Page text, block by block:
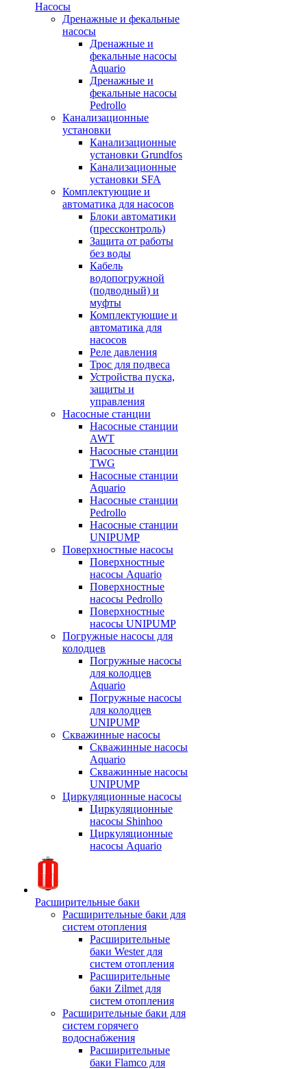
Насосы
Дренажные и фекальные
насосы
Дренажные и
фекальные насосы
Aquario
Дренажные и
фекальные насосы
Pedrollo
Канализационные
установки
Канализационные
установки Grundfos
Канализационные
установки SFA
Комплектующие и
автоматика для насосов
Блоки автоматики
(прессконтроль)
Защита от работы
без воды
Кабель
водопогружной
(подводный) и
муфты
Комплектующие и
автоматика для
насосов
Реле давления
Трос для подвеса
Устройства пуска,
защиты и
управления
Насосные станции
Насосные станции
AWT
Насосные станции
TWG
Насосные станции
Aquario
Насосные станции
Pedrollo
Насосные станции
UNIPUMP
Поверхностные насосы
Поверхностные
насосы Aquario
Поверхностные
насосы Pedrollo
Поверхностные
насосы UNIPUMP
Погружные насосы для
колодцев
Погружные насосы
для колодцев
Aquario
Погружные насосы
для колодцев
UNIPUMP
Скважинные насосы
Скважинные насосы
Aquario
Скважинные насосы
UNIPUMP
Циркуляционные насосы
Циркуляционные
насосы Shinhoo
Циркуляционные
насосы Aquario
Расширительные баки
Расширительные баки для
систем отопления
Расширительные
баки Wester для
систем отопления
Расширительные
баки Zilmet для
систем отопления
Расширительные баки для
систем горячего
водоснабжения
Расширительные
баки Flamco для